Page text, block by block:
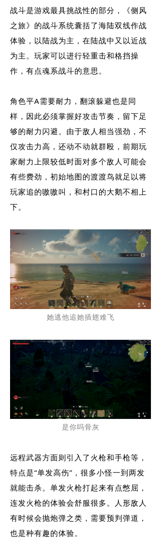
战斗是游戏最具挑战性的部分，《侧风
之旅》的战斗系统囊括了海陆双线作战
体验，以陆战为主，在陆战中又以近战
为主。玩家可以进行轻重击和格挡操
作，有点魂系战斗的意思。
角色平A需要耐力，翻滚躲避也是同
样，因此必须掌握好攻击节奏，留下足
够的耐力闪避。由于敌人相当强劲，不
仅攻击力高，还动不动就群殴，前期玩
家耐力上限较低时面对多个敌人可能会
有些费劲，初始地图的渡渡鸟就足以将
玩家追的嗷嗷叫，和村口的大鹅不相上
下。
她逃他追她插翅难飞
是你吗骨灰
远程武器方面则引入了火枪和手枪等，
特点是“单发高伤”，很多小怪一到两发
就能击杀。单发火枪打起来有点憋屈，
连发火枪的体验会舒服很多。人形敌人
有时候会抛炮弹之类，需要预判弹道，
也是种有趣的体验。